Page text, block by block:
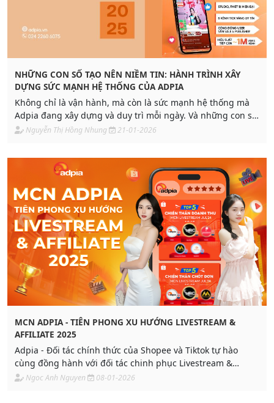
NHỮNG CON SỐ TẠO NÊN NIỀM TIN: HÀNH TRÌNH XÂY
DỰNG SỨC MẠNH HỆ THỐNG CỦA ADPIA
Không chỉ là vận hành, mà còn là sức mạnh hệ thống mà
Adpia đang xây dựng và duy trì mỗi ngày. Và những con số
dưới đây chính là minh chứng rõ nhất.
Nguyễn Thị Hồng Nhung 21-01-2026
MCN ADPIA - TIÊN PHONG XU HƯỚNG LIVESTREAM &
AFFILIATE 2025
Adpia - Đối tác chính thức của Shopee và Tiktok tự hào
cùng đồng hành với đối tác chinh phục Livestream &
Affiliate trong thời đại Fast-Marketing. Tối ưu chi phí, kết
Ngoc Anh Nguyen 08-01-2026